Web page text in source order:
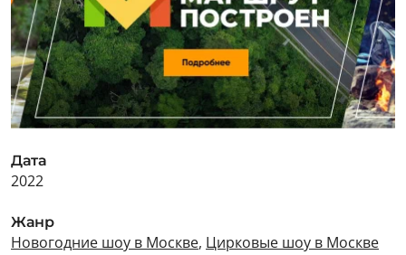
Дата
2022
Жанр
Новогодние шоу в Москве, Цирковые шоу в Москве